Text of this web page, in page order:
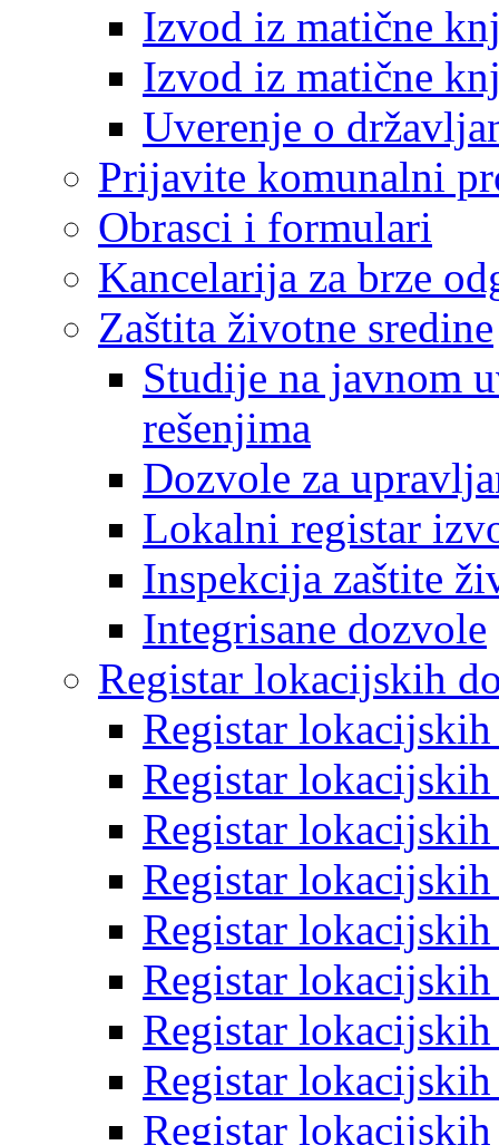
Izvod iz matične
Izvod iz matične
Uverenje o
Prijavite komunalni
Obrasci i formulari
Kancelarija za brze
Zaštita životne sredine
Studije na javnom
rešenjima
Dozvole za
Lokalni registar
Inspekcija zaštite
Integrisane dozvole
Registar lokacijskih
Registar
Registar
Registar
Registar
Registar
Registar
Registar
Registar
Registar